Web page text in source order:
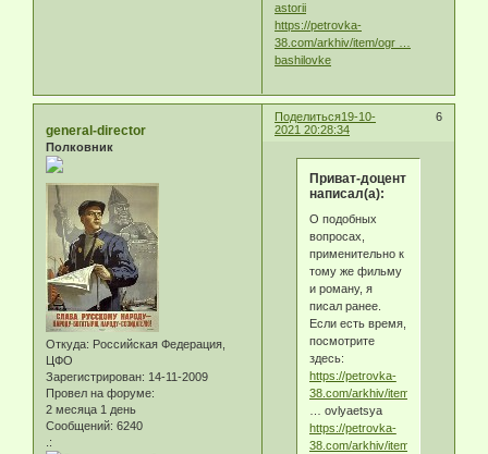
astorii
https://petrovka-
38.com/arkhiv/item/ogr …
bashilovke
Поделиться 6
19-10-
2021 20:28:34
general-director
Полковник
Откуда: Российская Федерация,
ЦФО
Зарегистрирован: 14-11-2009
Провел на форуме:
2 месяца 1 день
Сообщений: 6240
.:
Приват-доцент
написал(а):
О подобных
вопросах,
применительно к
тому же фильму
и роману, я
писал ранее.
Если есть время,
посмотрите
здесь:
https://petrovka-
38.com/arkhiv/item/pri
… ovlyaetsya
https://petrovka-
38.com/arkhiv/item/uzhin-